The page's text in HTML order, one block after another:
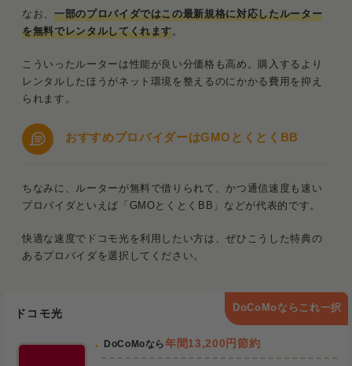
なお、 一部のプロバイダではこの最新規格に対応したルーター
を無料でレンタルしてくれます。
こういったルーターは性能が良い分価格も高め。購入するより
レンタルしたほうがネット環境を整えるのにかかる費用を抑え
られます。
おすすめプロバイダーはGMOとくとくBB
ちなみに、ルーターが無料で借りられて、かつ通信速度も速い
プロバイダといえば「GMOとくとくBB」などが代表的です。
快適な速度でドコモ光を利用したい方は、ぜひこうした特典の
あるプロバイダを選択してください。
ドコモ光
DoCoMoならこれ一択
DoCoMoなら年間13,200円節約